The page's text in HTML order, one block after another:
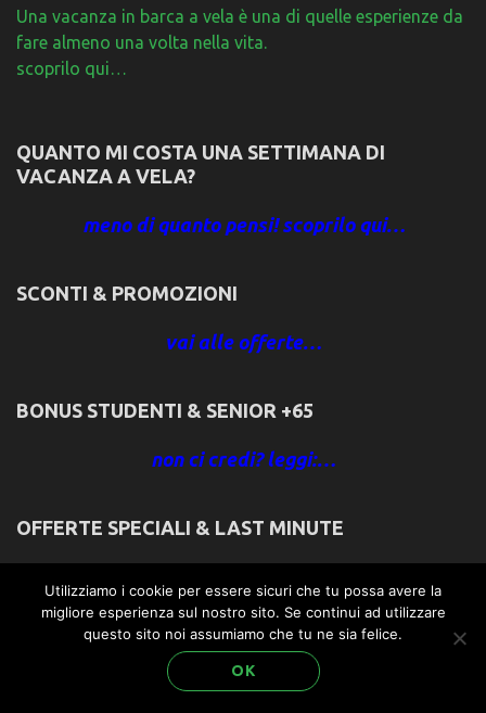
Una vacanza in barca a vela è una di quelle esperienze da
fare almeno una volta nella vita.
scoprilo qui…
QUANTO MI COSTA UNA SETTIMANA DI
VACANZA A VELA?
meno di quanto pensi! scoprilo qui…
SCONTI & PROMOZIONI
vai alle offerte…
BONUS STUDENTI & SENIOR +65
non ci credi? leggi:…
OFFERTE SPECIALI & LAST MINUTE
NON ABBANDONARE FIDO! PUÒ VENIRE CON
Utilizziamo i cookie per essere sicuri che tu possa avere la
migliore esperienza sul nostro sito. Se continui ad utilizzare
questo sito noi assumiamo che tu ne sia felice.
OK